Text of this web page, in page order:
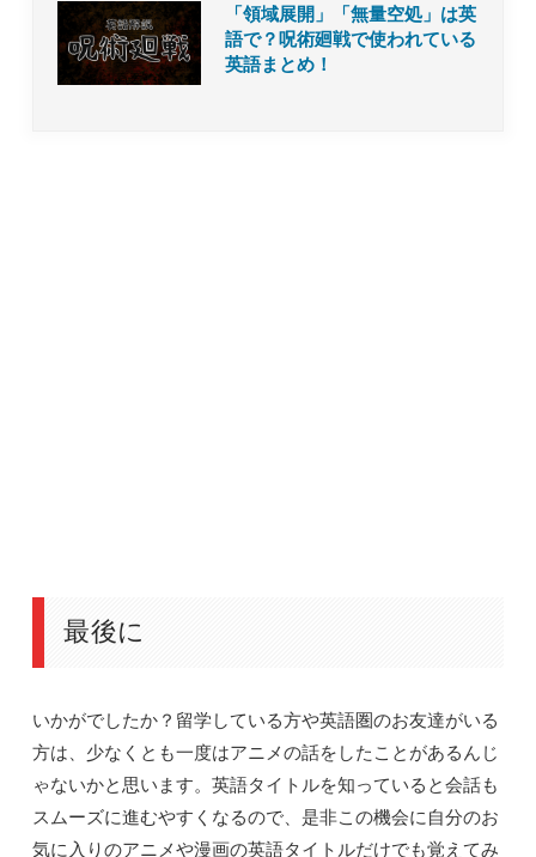
「領域展開」「無量空処」は英
語で？呪術廻戦で使われている
英語まとめ！
最後に
いかがでしたか？留学している方や英語圏のお友達がいる
方は、少なくとも一度はアニメの話をしたことがあるんじ
ゃないかと思います。英語タイトルを知っていると会話も
スムーズに進むやすくなるので、是非この機会に自分のお
気に入りのアニメや漫画の英語タイトルだけでも覚えてみ